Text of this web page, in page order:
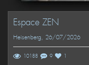
Espace ZEN
Heisenberg, 26/07/2026
10188 9 1